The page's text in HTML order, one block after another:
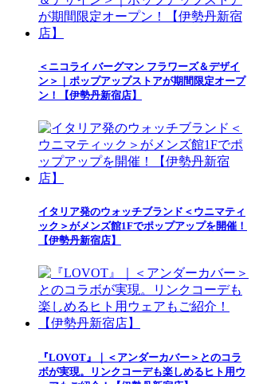
＜ニコライ バーグマン フラワーズ＆デザイ
ン＞｜ポップアップストアが期間限定オープ
ン！【伊勢丹新宿店】
イタリア発のウォッチブランド＜ウニマティ
ック＞がメンズ館1Fでポップアップを開催！
【伊勢丹新宿店】
『LOVOT』｜＜アンダーカバー＞とのコラ
ボが実現。リンクコーデも楽しめるヒト用ウ